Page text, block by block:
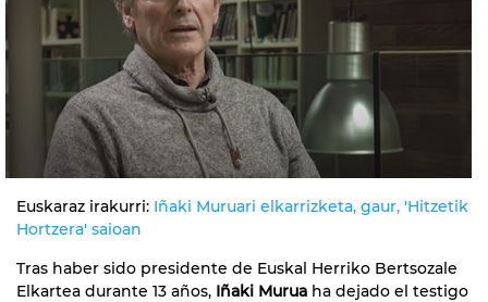
Euskaraz irakurri: Iñaki Muruari elkarrizketa, gaur, 'Hitzetik
Hortzera' saioan
Tras haber sido presidente de Euskal Herriko Bertsozale
Elkartea durante 13 años, Iñaki Murua ha dejado el testigo